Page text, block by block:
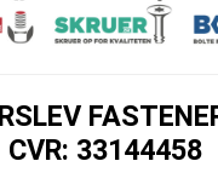
CVR: 33144458